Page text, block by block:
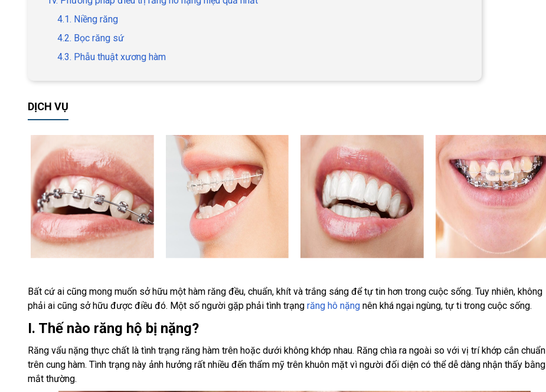
4.1. Niềng răng
4.2. Bọc răng sứ
4.3. Phẫu thuật xương hàm
DỊCH VỤ
Bất cứ ai cũng mong muốn sở hữu một hàm răng đều, chuẩn, khít và trắng sáng để tự tin hơn trong cuộc sống. Tuy nhiên, không
phải ai cũng sở hữu được điều đó. Một số người gặp phải tình trạng răng hô nặng nên khá ngại ngùng, tự ti trong cuộc sống.
I. Thế nào răng hộ bị nặng?
Răng vẩu nặng thực chất là tình trạng răng hàm trên hoặc dưới không khớp nhau. Răng chìa ra ngoài so với vị trí khớp cắn chuẩn
trên cung hàm. Tình trạng này ảnh hưởng rất nhiều đến thẩm mỹ trên khuôn mặt vì người đối diện có thể dễ dàng nhận thấy bằng
mắt thường.